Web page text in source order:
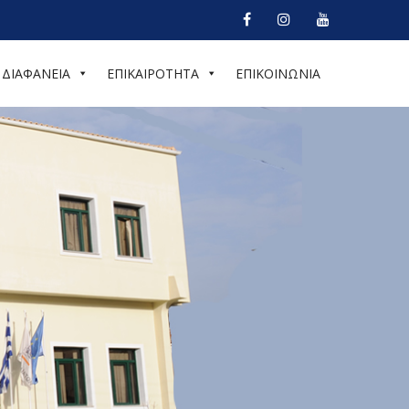
ΔΙΑΦΑΝΕΙΑ ΕΠΙΚΑΙΡΟΤΗΤΑ ΕΠΙΚΟΙΝΩΝΙΑ